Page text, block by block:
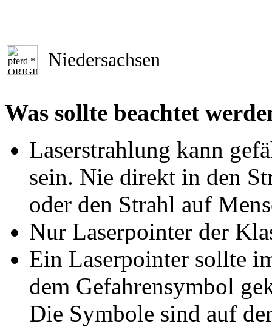
Niedersachsen
Was sollte beachtet
Laserstrahlung kann
sein. Nie direkt in den
oder den Strahl auf
Nur Laserpointer der
Ein Laserpointer sollte
dem Gefahrensymbol
Die Symbole sind auf